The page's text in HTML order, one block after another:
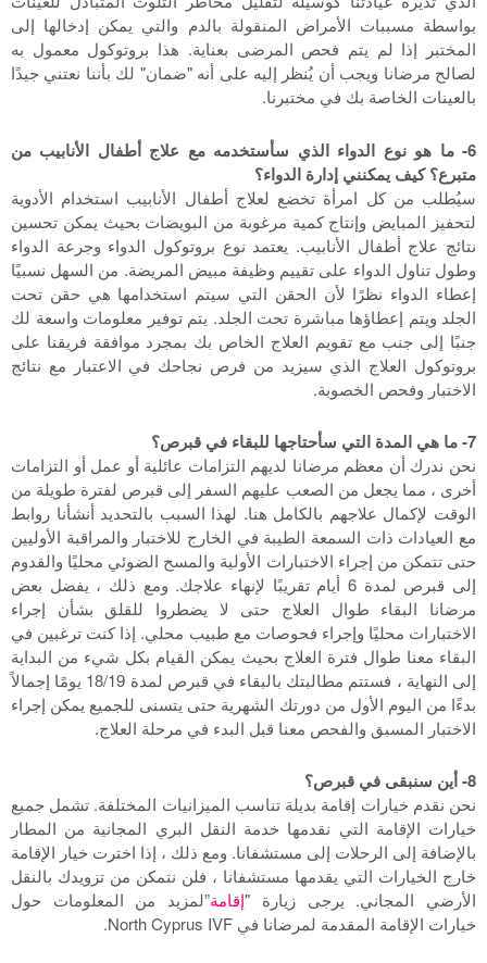
بواسطة مسببات الأمراض المنقولة بالدم والتي يمكن إدخالها إلى
المختبر إذا لم يتم فحص المرضى بعناية. هذا بروتوكول معمول به
لصالح مرضانا ويجب أن يُنظر إليه على أنه "ضمان" لك بأننا نعتني جيدًا
بالعينات الخاصة بك في مختبرنا.
6- ما هو نوع الدواء الذي سأستخدمه مع علاج أطفال الأنابيب من
متبرع؟ كيف يمكنني إدارة الدواء؟
سيُطلب من كل امرأة تخضع لعلاج أطفال الأنابيب استخدام الأدوية
لتحفيز المبايض وإنتاج كمية مرغوبة من البويضات بحيث يمكن تحسين
نتائج علاج أطفال الأنابيب. يعتمد نوع بروتوكول الدواء وجرعة الدواء
وطول تناول الدواء على تقييم وظيفة مبيض المريضة. من السهل نسبيًا
إعطاء الدواء نظرًا لأن الحقن التي سيتم استخدامها هي حقن تحت
الجلد ويتم إعطاؤها مباشرة تحت الجلد. يتم توفير معلومات واسعة لك
جنبًا إلى جنب مع تقويم العلاج الخاص بك بمجرد موافقة فريقنا على
بروتوكول العلاج الذي سيزيد من فرص نجاحك في الاعتبار مع نتائج
الاختبار وفحص الخصوبة.
7- ما هي المدة التي سأحتاجها للبقاء في قبرص؟
نحن ندرك أن معظم مرضانا لديهم التزامات عائلية أو عمل أو التزامات
أخرى ، مما يجعل من الصعب عليهم السفر إلى قبرص لفترة طويلة من
الوقت لإكمال علاجهم بالكامل هنا. لهذا السبب بالتحديد أنشأنا روابط
مع العيادات ذات السمعة الطيبة في الخارج للاختبار والمراقبة الأوليين
حتى تتمكن من إجراء الاختبارات الأولية والمسح الضوئي محليًا والقدوم
إلى قبرص لمدة 6 أيام تقريبًا لإنهاء علاجك. ومع ذلك ، يفضل بعض
مرضانا البقاء طوال العلاج حتى لا يضطروا للقلق بشأن إجراء
الاختبارات محليًا وإجراء فحوصات مع طبيب محلي. إذا كنت ترغبين في
البقاء معنا طوال فترة العلاج بحيث يمكن القيام بكل شيء من البداية
إلى النهاية ، فستتم مطالبتك بالبقاء في قبرص لمدة 18/19 يومًا إجمالاً
بدءًا من اليوم الأول من دورتك الشهرية حتى يتسنى للجميع يمكن إجراء
الاختبار المسبق والفحص معنا قبل البدء في مرحلة العلاج.
8- أين سنبقى في قبرص؟
نحن نقدم خيارات إقامة بديلة تناسب الميزانيات المختلفة. تشمل جميع
خيارات الإقامة التي نقدمها خدمة النقل البري المجانية من المطار
بالإضافة إلى الرحلات إلى مستشفانا. ومع ذلك ، إذا اخترت خيار الإقامة
خارج الخيارات التي يقدمها مستشفانا ، فلن نتمكن من تزويدك بالنقل
الأرضي المجاني. يرجى زيارة "إقامة”لمزيد من المعلومات حول
خيارات الإقامة المقدمة لمرضانا في North Cyprus IVF.